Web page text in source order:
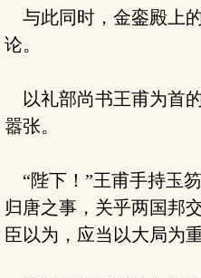
与此同时，金銮殿上
论。
以礼部尚书王甫为首
嚣张。
“陛下！”王甫手持玉
归唐之事，关乎两国邦
臣以为，应当以大局为